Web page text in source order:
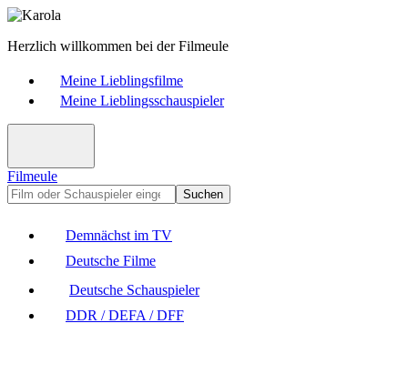
Herzlich willkommen bei der Filmeule
Meine Lieblingsfilme
Meine Lieblingsschauspieler
Filmeule
Suchen
Demnächst im TV
Deutsche Filme
Deutsche Schauspieler
DDR / DEFA / DFF